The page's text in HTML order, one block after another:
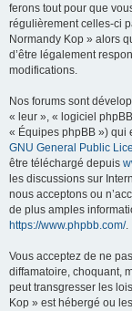
ferons tout pour que
régulièrement celles-ci
Normandy Kop » alors
d’être légalement
modifications.
Nos forums sont
« leur », « logiciel
« Équipes phpBB ») qui
GNU General Public
être téléchargé depuis
les discussions sur
nous acceptons ou
de plus amples
https://www.phpbb.com/.
Vous acceptez de ne
diffamatoire, choquant,
peut transgresser les
Kop » est hébergé ou